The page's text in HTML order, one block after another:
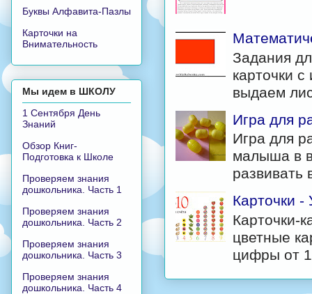
Задания
карточки
выдаем
Игра для
Игра для
малыша в
развивать
Карточки -
Карточки-
цветные
цифры от
Буквы Алфавита-Пазлы
Карточки на
Внимательность
Мы идем в ШКОЛУ
1 Сентября День
Знаний
Обзор Книг-
Подготовка к Школе
Проверяем знания
дошкольника. Часть 1
Проверяем знания
дошкольника. Часть 2
Проверяем знания
дошкольника. Часть 3
Проверяем знания
дошкольника. Часть 4